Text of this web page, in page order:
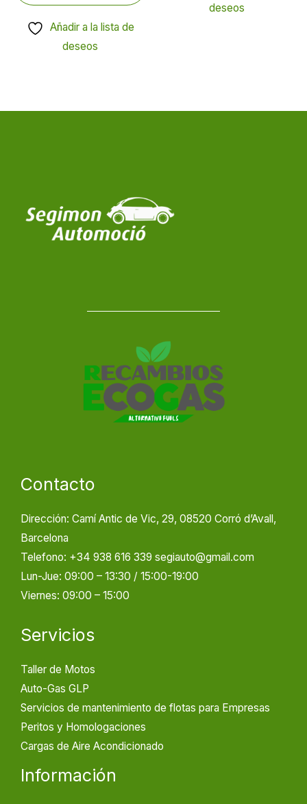
Añadir a la lista de
deseos
deseos
Contacto
Dirección: Camí Antic de Vic, 29, 08520 Corró d’Avall,
Barcelona
Telefono: +34 938 616 339 segiauto@gmail.com
Lun-Jue: 09:00 – 13:30 / 15:00-19:00
Viernes: 09:00 – 15:00
Servicios
Taller de Motos
Auto-Gas GLP
Servicios de mantenimiento de flotas para Empresas
Peritos y Homologaciones
Cargas de Aire Acondicionado
Información